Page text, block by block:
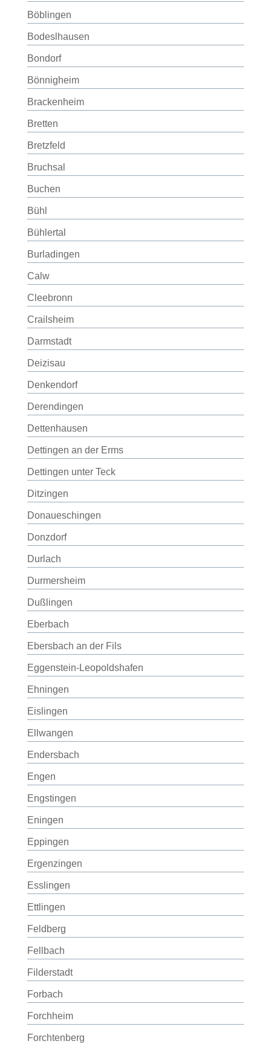
Böblingen
Bodeslhausen
Bondorf
Bönnigheim
Brackenheim
Bretten
Bretzfeld
Bruchsal
Buchen
Bühl
Bühlertal
Burladingen
Calw
Cleebronn
Crailsheim
Darmstadt
Deizisau
Denkendorf
Derendingen
Dettenhausen
Dettingen an der Erms
Dettingen unter Teck
Ditzingen
Donaueschingen
Donzdorf
Durlach
Durmersheim
Dußlingen
Eberbach
Ebersbach an der Fils
Eggenstein-Leopoldshafen
Ehningen
Eislingen
Ellwangen
Endersbach
Engen
Engstingen
Eningen
Eppingen
Ergenzingen
Esslingen
Ettlingen
Feldberg
Fellbach
Filderstadt
Forbach
Forchheim
Forchtenberg